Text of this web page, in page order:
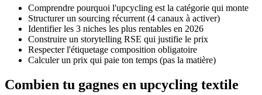
Comprendre pourquoi l'upcycling est la catégorie qui monte
Structurer un sourcing récurrent (4 canaux à activer)
Identifier les 3 niches les plus rentables en 2026
Construire un storytelling RSE qui justifie le prix
Respecter l'étiquetage composition obligatoire
Calculer un prix qui paie ton temps (pas la matière)
Combien tu gagnes en upcycling textile